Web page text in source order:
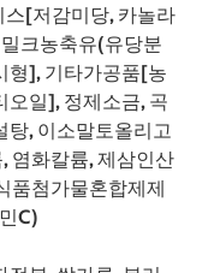
[저감미당, 카놀라
크농축유(유당분
형], 기타가공품[농
일], 정제소금, 곡
, 이소말토올리고
염화칼륨, 제삼인산
품첨가물혼합제제
C)